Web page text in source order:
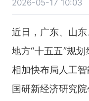
2026-05-17 10:03
近日，广东、山
地方“十五五”规
相加快布局人工智
国研新经济研究